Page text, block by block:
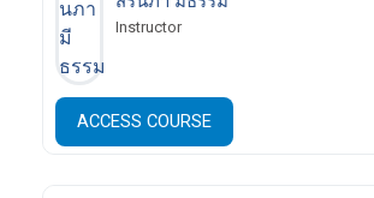
Instructor
ACCESS COURSE